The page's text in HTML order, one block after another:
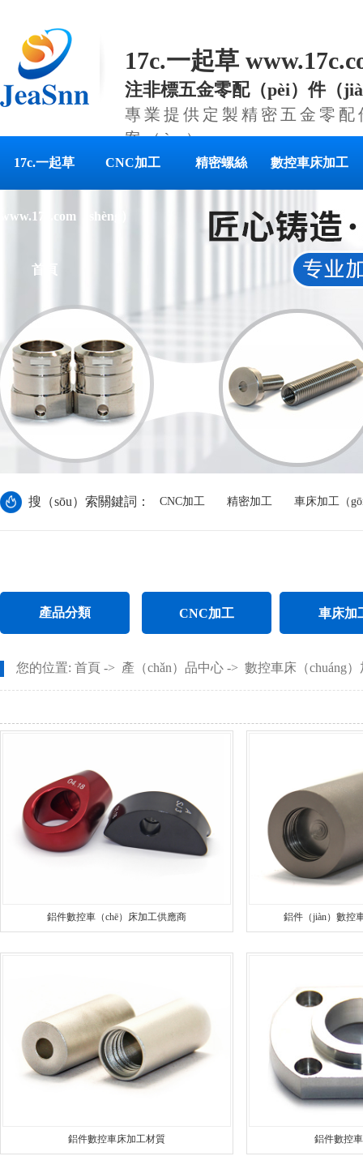
17c.一起草
注非標五金零配（pèi）件（
專業提供定製精密五金零
案（àn）
17c.一起草
www.17c.com（shèng）
首頁
CNC加工 精密螺絲 數控車床加工
搜（sōu）索關鍵詞： CNC加工 精密加工 車床加工（
產品分類 CNC加工
CNC長軸加（jiā）工
安全設（shè）備配件CNC加工（gōng）
鋁件CNC加工
銅件CNC加工
車床加
螺母車床（
螺柱車床
銅件車床
銷軸車（chē
您的位置: 首頁 -> 產（chǎn）品中心 -> 數控車床（chuáng
鋁件數控車（chē）床加工供應商 鋁件（jiàn）數控
鋁件數控車床加工材質 鋁件數控